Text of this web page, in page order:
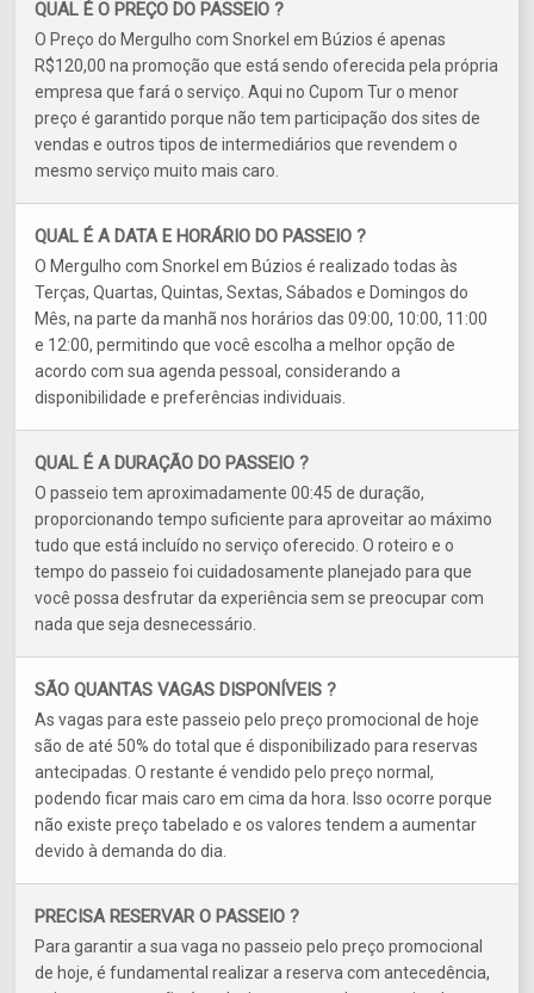
QUAL É O PREÇO DO PASSEIO ?
O Preço do Mergulho com Snorkel em Búzios é apenas
R$120,00 na promoção que está sendo oferecida pela própria
empresa que fará o serviço. Aqui no Cupom Tur o menor
preço é garantido porque não tem participação dos sites de
vendas e outros tipos de intermediários que revendem o
mesmo serviço muito mais caro.
QUAL É A DATA E HORÁRIO DO PASSEIO ?
O Mergulho com Snorkel em Búzios é realizado todas às
Terças, Quartas, Quintas, Sextas, Sábados e Domingos do
Mês, na parte da manhã nos horários das 09:00, 10:00, 11:00
e 12:00, permitindo que você escolha a melhor opção de
acordo com sua agenda pessoal, considerando a
disponibilidade e preferências individuais.
QUAL É A DURAÇÃO DO PASSEIO ?
O passeio tem aproximadamente 00:45 de duração,
proporcionando tempo suficiente para aproveitar ao máximo
tudo que está incluído no serviço oferecido. O roteiro e o
tempo do passeio foi cuidadosamente planejado para que
você possa desfrutar da experiência sem se preocupar com
nada que seja desnecessário.
SÃO QUANTAS VAGAS DISPONÍVEIS ?
As vagas para este passeio pelo preço promocional de hoje
são de até 50% do total que é disponibilizado para reservas
antecipadas. O restante é vendido pelo preço normal,
podendo ficar mais caro em cima da hora. Isso ocorre porque
não existe preço tabelado e os valores tendem a aumentar
devido à demanda do dia.
PRECISA RESERVAR O PASSEIO ?
Para garantir a sua vaga no passeio pelo preço promocional
de hoje, é fundamental realizar a reserva com antecedência,